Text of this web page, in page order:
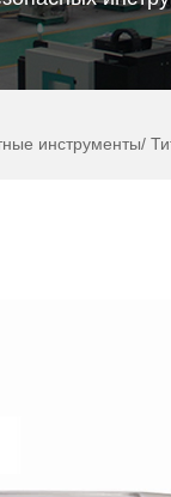
инструменты/